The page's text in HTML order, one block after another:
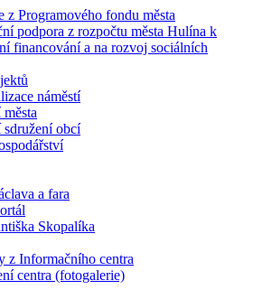
z Programového fondu města
podpora z rozpočtu města Hulína k
financování a na rozvoj sociálních
náměstí
sdružení obcí
a fara
Skopalíka
z Informačního centra
centra (fotogalerie)